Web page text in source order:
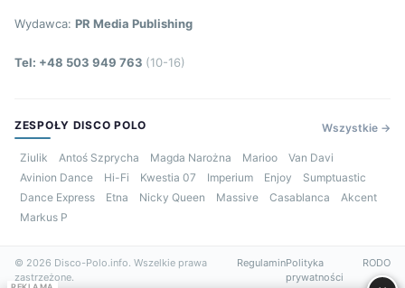
Wydawca: PR Media Publishing
Tel: +48 503 949 763 (10-16)
ZESPOŁY DISCO POLO Wszystkie →
Ziulik Antoś Szprycha Magda Narożna Marioo
Van Davi
Avinion Dance
Hi-Fi Kwestia 07 Imperium Enjoy
Sumptuastic
Dance Express
Etna Nicky Queen Massive Casablanca
Akcent
Markus P
© 2026 Disco-Polo.info. Wszelkie prawa
zastrzeżone.
RegulaminPolityka
prywatności
RODO